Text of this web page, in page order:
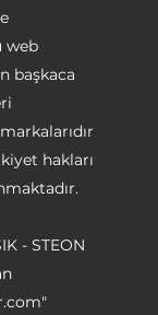
web
başkaca
hakları
- STEON
"